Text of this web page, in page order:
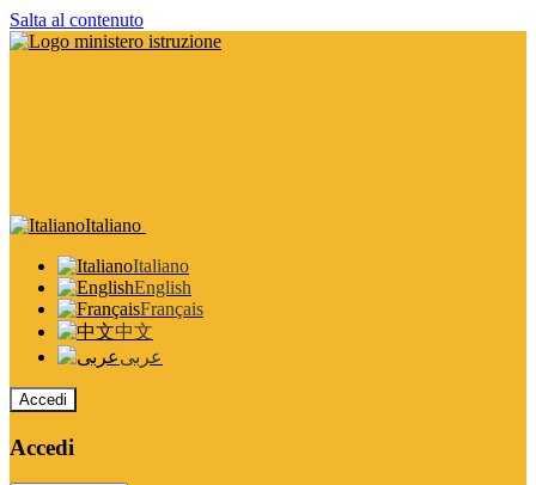
Salta al contenuto
Italiano
Italiano
English
Français
中文
عربى
Accedi
Accedi